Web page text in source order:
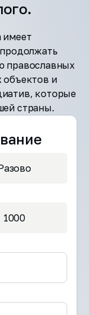
имеет
православных
объектов и
которые
страны.
1000